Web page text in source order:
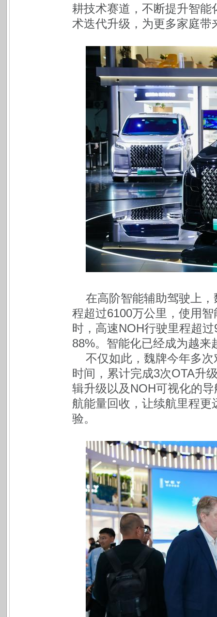
耕技术赛道，不断提升智
术迭代升级，为更多家庭
在高阶智能辅助驾驶上
程超过6100万公里，使用
时，高速NOH行驶里程超
88%。智能化已经成为越
不仅如此，魏牌今年多
时间，累计完成3次OTA升
辑升级以及NOH可视化的
航能量回收，让续航里程
验。